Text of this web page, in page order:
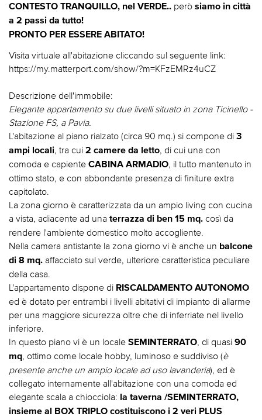
CONTESTO TRANQUILLO, nel VERDE.. però siamo in città
a 2 passi da tutto!
PRONTO PER ESSERE ABITATO!
Visita virtuale all'abitazione cliccando sul seguente link:
https://my.matterport.com/show/?m=KFzEMRz4uCZ
Descrizione dell'immobile:
Elegante appartamento su due livelli situato in zona Ticinello -
Stazione FS, a Pavia.
L'abitazione al piano rialzato (circa 90 mq.) si compone di 3
ampi locali, tra cui 2 camere da letto, di cui una con
comoda e capiente CABINA ARMADIO, il tutto mantenuto in
ottimo stato, e con abbondante presenza di finiture extra
capitolato.
La zona giorno è caratterizzata da un ampio living con cucina
a vista, adiacente ad una terrazza di ben 15 mq. così da
rendere l'ambiente domestico molto accogliente.
Nella camera antistante la zona giorno vi è anche un balcone
di 8 mq. affacciato sul verde, ulteriore caratteristica peculiare
della casa.
L'appartamento dispone di RISCALDAMENTO AUTONOMO
ed è dotato per entrambi i livelli abitativi di impianto di allarme
per una maggiore sicurezza oltre che di inferriate nel livello
inferiore.
In questo piano vi è un locale SEMINTERRATO, di quasi 90
mq, ottimo come locale hobby, luminoso e suddiviso (è
presente anche un ampio locale ad uso lavanderia), ed è
collegato internamente all'abitazione con una comoda ed
elegante scala a chiocciola: la taverna /SEMINTERRATO,
insieme al BOX TRIPLO costituiscono i 2 veri PLUS